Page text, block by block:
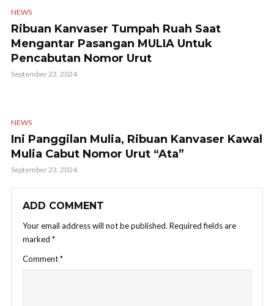
NEWS
Ribuan Kanvaser Tumpah Ruah Saat
Mengantar Pasangan MULIA Untuk
Pencabutan Nomor Urut
September 23, 2024
NEWS
Ini Panggilan Mulia, Ribuan Kanvaser Kawal
Mulia Cabut Nomor Urut “Ata”
September 23, 2024
ADD COMMENT
Your email address will not be published. Required fields are
marked *
Comment*